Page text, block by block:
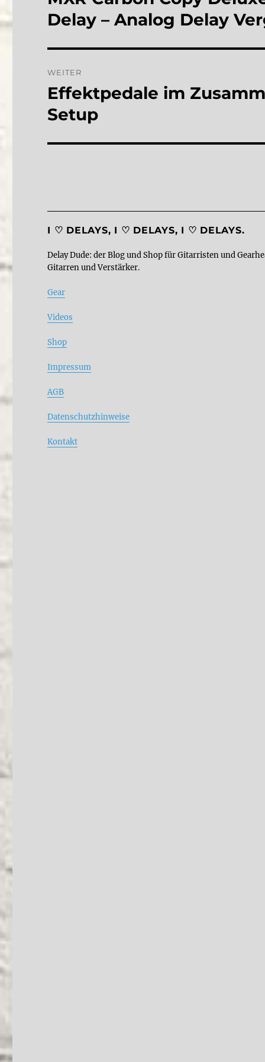
Beitrag:
Delay – Analog Delay
WEITER
Nächster
Beitrag:
Effektpedale im
Setup
I ♡ DELAYS, I ♡ DELAYS, I ♡ DELAYS.
Delay Dude: der Blog und Shop für Gitarristen und
Gitarren und Verstärker.
Gear
Videos
Shop
Impressum
AGB
Datenschutzhinweise
Kontakt